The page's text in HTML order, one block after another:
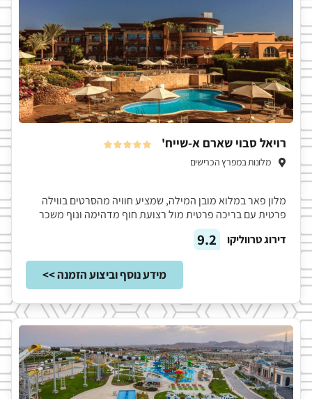
רויאל סבוי שארם א-שייח' 




מלונות במפרץ הכרישים
מלון פאר במלוא מובן המילה, שמציע חוויה מהסרטים בווילה
פרטית עם בריכה פרטית מול רצועת חוף מדהימה ונוף משכר
דירוג טרווליקו
9.2
מידע נוסף וביצוע הזמנה >>